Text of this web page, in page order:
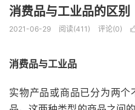
消费品与工业品的区别
2021-06-29 阅读(411) 评论(0)
消费品与工业品
实物产品或商品已分为两